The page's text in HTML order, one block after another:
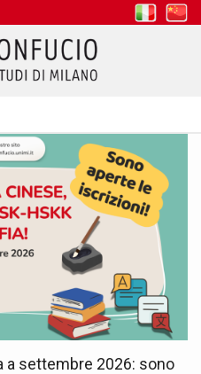
a settembre 2026: sono